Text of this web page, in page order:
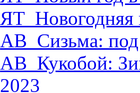
ЯТ_Новогодняя
АВ_Сизьма: под
АВ_Кукобой:
2023